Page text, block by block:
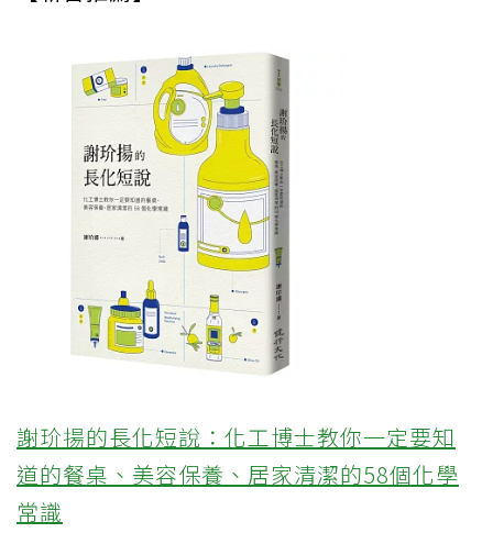
謝玠揚的長化短說：化工博士教你一定要知
道的餐桌、美容保養、居家清潔的58個化學
常識